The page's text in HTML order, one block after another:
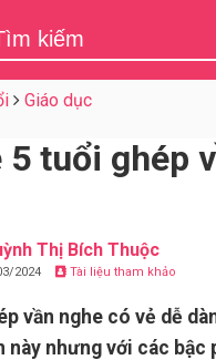
Giáo dục
5 tuổi ghép
Thị Bích Thuộc
2024 Tài liệu tham khảo
vần nghe có vẻ dễ
này nhưng với các bậc